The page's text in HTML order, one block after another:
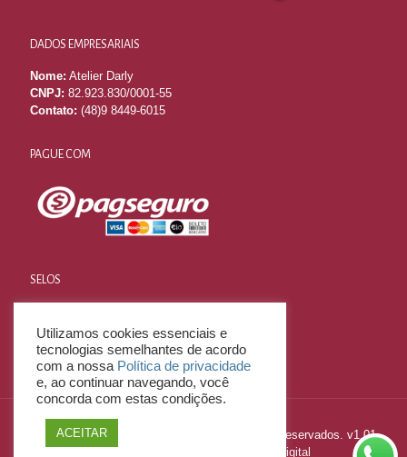
DADOS EMPRESARIAIS
Nome: Atelier Darly
CNPJ: 82.923.830/0001-55
Contato: (48)9 8449-6015
PAGUE COM
SELOS
2023 © E-Commerce LITE - Todos os Direitos Reservados. v1.01
Mitweb Agência Digital
Utilizamos cookies essenciais e
tecnologias semelhantes de acordo
com a nossa Política de privacidade
e, ao continuar navegando, você
concorda com estas condições.
ACEITAR